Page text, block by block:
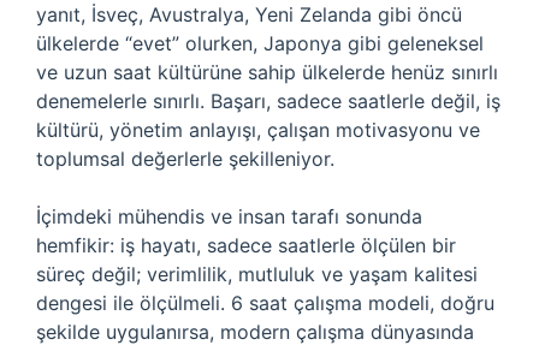
yanıt, İsveç, Avustralya, Yeni Zelanda gibi öncü
ülkelerde “evet” olurken, Japonya gibi geleneksel
ve uzun saat kültürüne sahip ülkelerde henüz sınırlı
denemelerle sınırlı. Başarı, sadece saatlerle değil, iş
kültürü, yönetim anlayışı, çalışan motivasyonu ve
toplumsal değerlerle şekilleniyor.
İçimdeki mühendis ve insan tarafı sonunda
hemfikir: iş hayatı, sadece saatlerle ölçülen bir
süreç değil; verimlilik, mutluluk ve yaşam kalitesi
dengesi ile ölçülmeli. 6 saat çalışma modeli, doğru
şekilde uygulanırsa, modern çalışma dünyasında